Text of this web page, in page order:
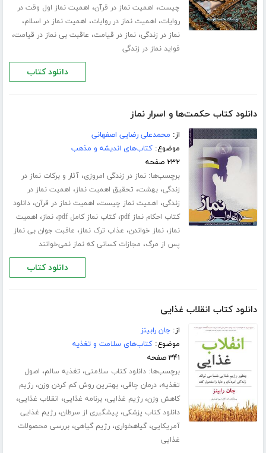
چیست، اهمیت نماز در قرآن، اهمیت نماز اول وقت در
روایات، اهمیت نماز در روایات، اهمیت نماز در اسلام،
نماز در زندگی،نماز در قیامت، عاقبت بی نماز در قیامت،
فواید نماز در زندگی
دانلود کتاب
دانلود کتاب حکمت‌ها و اسرار نماز
از: محمدعلی رضایی اصفهانی
موضوع:کتاب‌های اندیشه و مذهب
۲۳۲ صفحه
برچسب‌ها:نماز در زندگی امروزی،آثار و برکات نماز در
زندگی،بهشت، تحقیق اهمیت نماز، اهمیت نماز در
زندگی، اهمیت نماز چیست، اهمیت نماز در قرآن،دانلود
کتاب احکام نماز pdf
،کتاب نماز کامل pdf ،نماز، اهمیت
نماز،نماز خواندن، عذاب ترک نماز، عاقبت جوان بی نماز
پس از مرگ، مجازات کسانی که نماز نمی‌خوانند
دانلود کتاب
دانلود کتاب انقلاب غذایی
از:جان رابینز
موضوع:کتاب‌های سلامت و تغذیه
۳۴۱ صفحه
برچسب‌ها:دانلود کتاب سلامتی، تغذیه سالم، اصول
تغذیه،درمان چاقی،بهترین روش کم کردن وزن،رژیم
کاهش وزن،رژیم غذایی،برنامه غذایی، انقلاب غذایی،
دانلود کتاب پزشکی، پیشگیری از سرطان،رژیم غذایی
آمریکایی،گیاهخواری،رژیم گیاهی،بررسی محصولات
غذایی